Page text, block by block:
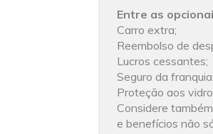
Entre as
Carro extra;
Reembolso de
Lucros cessantes;
Seguro da franquia;
Proteção aos
Considere
e benefícios não